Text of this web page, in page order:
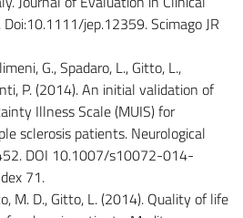
jep.12359. Scimago JR
G., Spadaro, L., Gitto, L.,
P. (2014). An initial validation of
Illness Scale (MUIS) for
sclerosis patients. Neurological
DOI 10.1007/s10072-014-
71.
M. D., Gitto, L. (2014). Quality of life